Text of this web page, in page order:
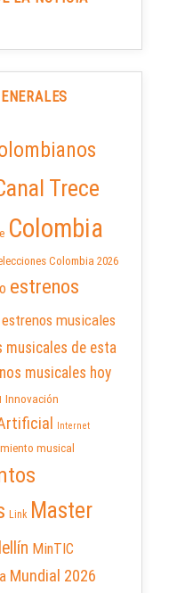
Trece
Colombia
Colombia 2026
estrenos
estrenos musicales
musicales de esta
musicales hoy
Innovación
Internet
musical
Link Master
MinTIC
Mundial 2026